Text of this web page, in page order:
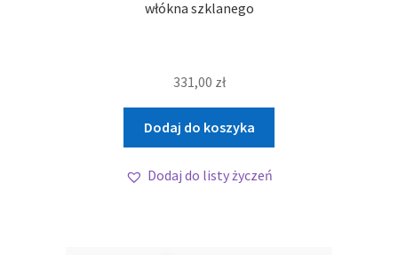
włókna szklanego
331,00 zł
Dodaj do koszyka
Dodaj do listy życzeń